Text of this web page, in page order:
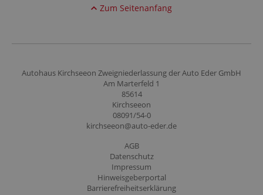
Zum Seitenanfang
Autohaus Kirchseeon Zweigniederlassung der Auto Eder GmbH
Am Marterfeld 1
85614
Kirchseeon
08091/54-0
kirchseeon@auto-eder.de
AGB
Datenschutz
Impressum
Hinweisgeberportal
Barrierefreiheitserklärung